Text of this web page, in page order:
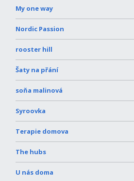
My one way
Nordic Passion
rooster hill
Šaty na přání
soňa malinová
Syroovka
Terapie domova
The hubs
U nás doma